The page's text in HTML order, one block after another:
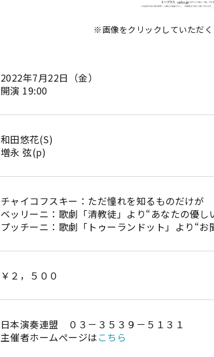
※画像をクリックしていただく
2022年7月22日 （金）
開演 19:00
和田悠花(S)
増永 弦(p)
チャイコフスキー：ただ憧れを知るものだけが
ベッリーニ：歌劇「清教徒」より“あなたの優し
プッチーニ：歌劇「トゥーランドット」より
￥２，５００
日本演奏連盟 ０３－３５３９－５１３１
主催者ホームぺージは こちら